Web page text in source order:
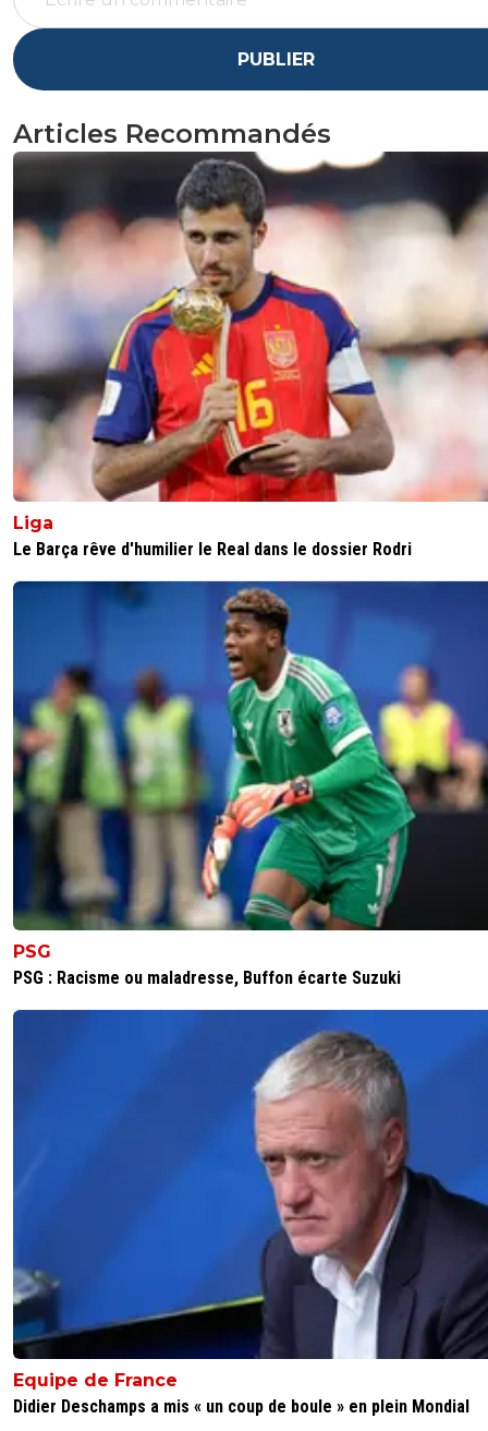
PUBLIER
Articles Recommandés
Liga
Le Barça rêve d'humilier le Real dans le dossier Rodri
PSG
PSG : Racisme ou maladresse, Buffon écarte Suzuki
Equipe de France
Didier Deschamps a mis « un coup de boule » en plein Mondial